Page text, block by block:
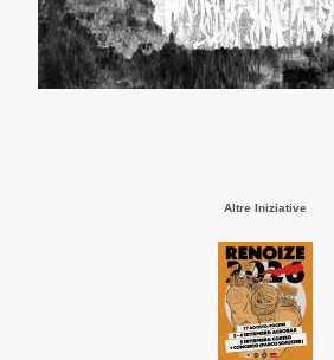
Altre Iniziative